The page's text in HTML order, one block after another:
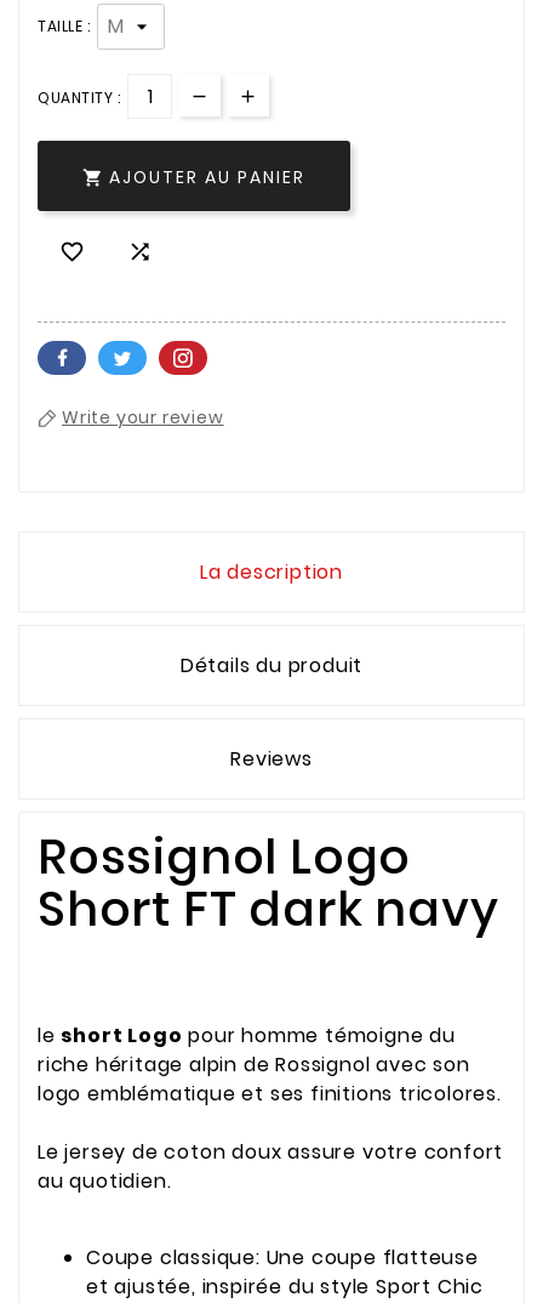
TAILLE :
QUANTITY :
 AJOUTER AU PANIER
 
Write your review
La description
Détails du produit
Reviews
Rossignol Logo
Short FT dark navy
le short Logo pour homme témoigne du
riche héritage alpin de Rossignol avec son
logo emblématique et ses finitions tricolores.
Le jersey de coton doux assure votre confort
au quotidien.
Coupe classique: Une coupe flatteuse
et ajustée, inspirée du style Sport Chic